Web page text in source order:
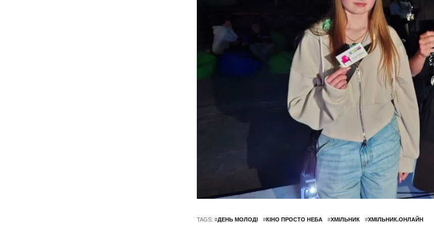
TAGS: #ДЕНЬ МОЛОДІ #КІНО ПРОСТО НЕБА #ХМІЛЬНИК #ХМІЛЬНИК.ОНЛАЙН